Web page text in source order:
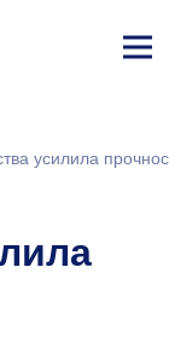
ине
усилила